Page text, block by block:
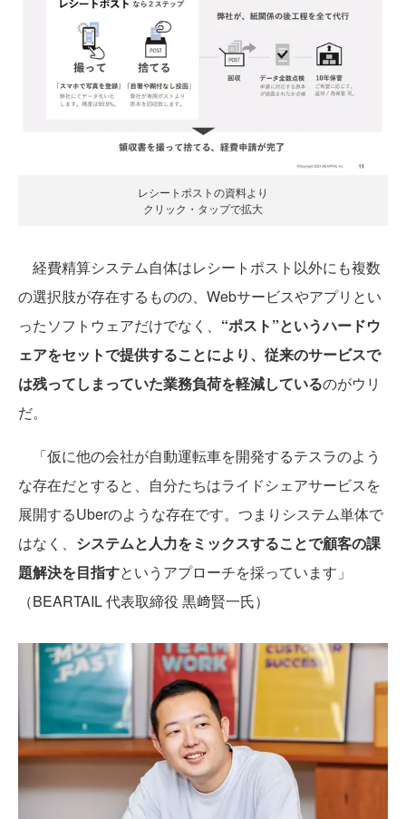
レシートポストの資料より
クリック・タップで拡大
経費精算システム自体はレシートポスト以外にも複数
の選択肢が存在するものの、Webサービスやアプリとい
ったソフトウェアだけでなく、 “ポスト”というハードウ
ェアをセットで提供することにより、従来のサービスで
は残ってしまっていた業務負荷を軽減しているのがウリ
だ。
「仮に他の会社が自動運転車を開発するテスラのよう
な存在だとすると、自分たちはライドシェアサービスを
展開するUberのような存在です。つまりシステム単体で
はなく、 システムと人力をミックスすることで顧客の課
題解決を目指すというアプローチを採っています」
（BEARTAIL 代表取締役 黒﨑賢一氏）